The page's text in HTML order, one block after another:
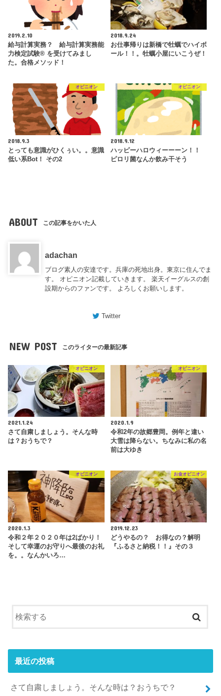
2019.2.10
給与計算実務？ 給与計算実務能
力検定試験® を受けてみまし
た。合格メソッド！
2018.9.24
お仕事帰りは新橋で牡蠣でハイボ
ール！！。牡蠣小屋にいこうぜ！
オピニオン
2018.9.3
とっても意識がひくぅい。。意識
低い系Bot！ その2
オピニオン
2018.9.12
ハッピーハロウィーーーン！！
ピロリ菌なんか飲み干そう
ABOUT この記事をかいた人
adachan
ブログ素人の安達です。兵庫の死地出身。東京に住んでま
す。 オピニオン記載していきます。 楽天イーグルスの創
設期からのファンです。 よろしくお願いします。
Twitter
NEW POST このライターの最新記事
オピニオン
2021.1.24
さて自粛しましょう。そんな時
は？おうちで？
オピニオン
2020.1.9
令和2年の故郷豊岡。例年と違い
大雪は降らない。ちなみに私の名
前は大ゆき
オピニオン
2020.1.3
令和２年２０２０年は2ばかり！
そして幸運のお守りへ最後のお礼
を。。なんかいろ…
お金オピニオン
2019.12.23
どうやるの？ お得なの？解明
『ふるさと納税！！』その３
最近の投稿
さて自粛しましょう。そんな時は？おうちで？